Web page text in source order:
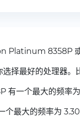
Platinum 8358P
择最好的处理器。
一个最大的频率为
最大的频率为